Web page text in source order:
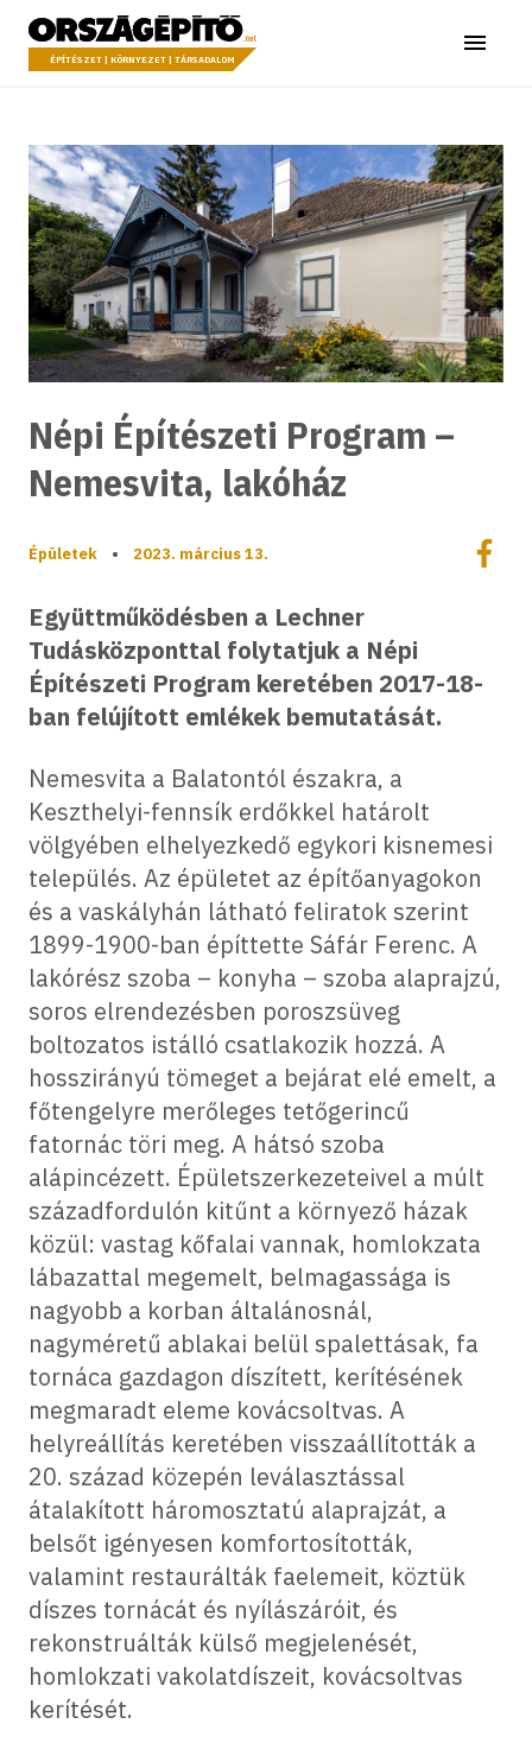
a tartalomhoz
Országépítő
ÉPÍTÉSZET | KÖRNYEZET | TÁRSADALOM Menü
Népi Építészeti Program –
Nemesvita, lakóház
Épületek • 2023. március 13.
Együttműködésben a Lechner
Tudásközponttal folytatjuk a Népi
Építészeti Program keretében 2017-18-
ban felújított emlékek bemutatását.
Nemesvita a Balatontól északra, a
Keszthelyi-fennsík erdőkkel határolt
völgyében elhelyezkedő egykori kisnemesi
település. Az épületet az építőanyagokon
és a vaskályhán látható feliratok szerint
1899-1900-ban építtette Sáfár Ferenc. A
lakórész szoba – konyha – szoba alaprajzú,
soros elrendezésben poroszsüveg
boltozatos istálló csatlakozik hozzá. A
hosszirányú tömeget a bejárat elé emelt, a
főtengelyre merőleges tetőgerincű
fatornác töri meg. A hátsó szoba
alápincézett. Épületszerkezeteivel a múlt
századfordulón kitűnt a környező házak
közül: vastag kőfalai vannak, homlokzata
lábazattal megemelt, belmagassága is
nagyobb a korban általánosnál,
nagyméretű ablakai belül spalettásak, fa
tornáca gazdagon díszített, kerítésének
megmaradt eleme kovácsoltvas. A
helyreállítás keretében visszaállították a
20. század közepén leválasztással
átalakított háromosztatú alaprajzát, a
belsőt igényesen komfortosították,
valamint restaurálták faelemeit, köztük
díszes tornácát és nyílászáróit, és
rekonstruálták külső megjelenését,
homlokzati vakolatdíszeit, kovácsoltvas
kerítését.